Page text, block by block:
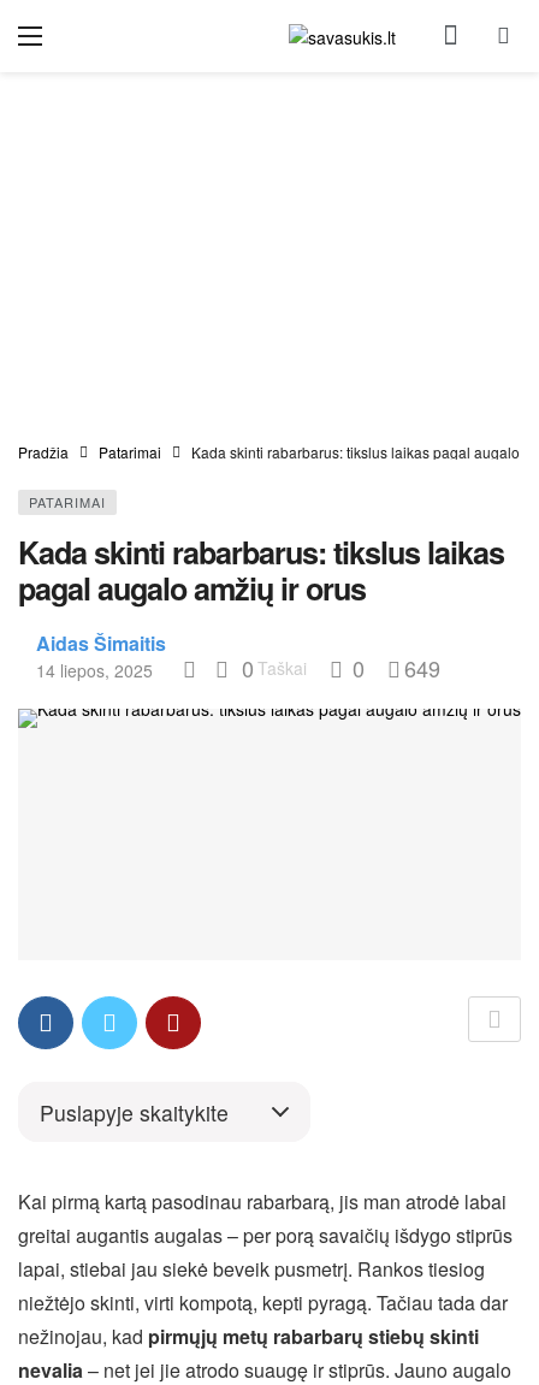
Pradžia Patarimai Kada skinti rabarbarus: tikslus laikas pagal augalo
PATARIMAI
Kada skinti rabarbarus: tikslus laikas
pagal augalo amžių ir orus
Aidas Šimaitis
14 liepos, 2025 0 Taškai 0 649
Puslapyje skaitykite
Kai pirmą kartą pasodinau rabarbarą, jis man atrodė labai
greitai augantis augalas – per porą savaičių išdygo stiprūs
lapai, stiebai jau siekė beveik pusmetrį. Rankos tiesiog
niežtėjo skinti, virti kompotą, kepti pyragą. Tačiau tada dar
nežinojau, kad pirmųjų metų rabarbarų stiebų skinti
nevalia– net jei jie atrodo suaugę ir stiprūs. Jauno augalo